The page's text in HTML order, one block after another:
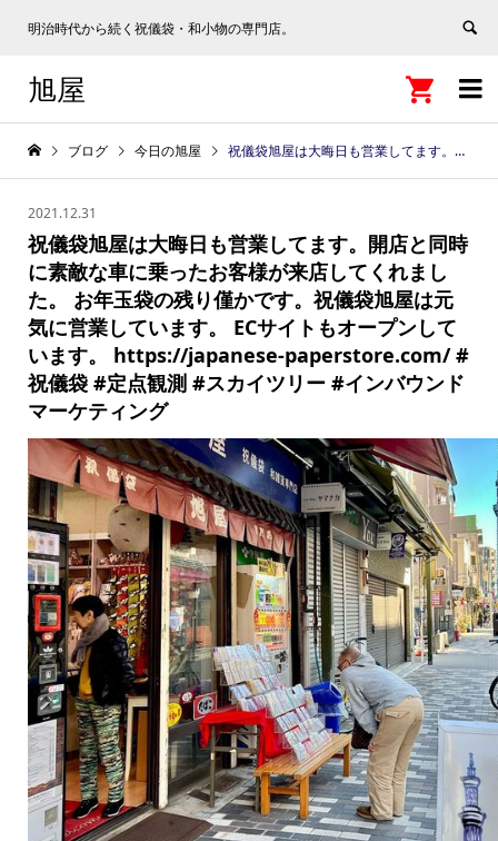
明治時代から続く祝儀袋・和小物の専門店。

旭屋 
ブログ 今日の旭屋 祝儀袋旭屋は大晦日も営業してます。開店と同時に素敵な車に乗ったお客様が来店してくれました。 お年玉袋の残り僅かです。祝儀袋旭屋は元気に営業しています。 ECサイトもオープンしています。 https://japanese-paperstore.com/ #祝儀袋 #定点観測 #スカイツリー #インバウンドマーケティング
2021.12.31
祝儀袋旭屋は大晦日も営業してます。開店と同時
に素敵な車に乗ったお客様が来店してくれまし
た。 お年玉袋の残り僅かです。祝儀袋旭屋は元
気に営業しています。 ECサイトもオープンして
います。 https://japanese-paperstore.com/ #
祝儀袋 #定点観測 #スカイツリー #インバウンド
マーケティング